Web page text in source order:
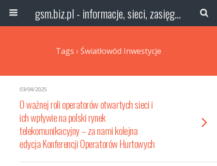
gsm.biz.pl - informacje, sieci, zasięg technologie
Tags › Światłowód Inwestycje
03/04/2025
O ważnej roli operatorów otwartych sieci i
ich wpływie na polski rynek
telekomunikacyjny – za nami kolejna
edycja Konferencji Operatorów Hurtowych